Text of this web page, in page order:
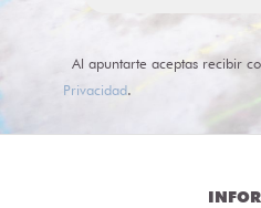
Al apuntarte aceptas recibir
Privacidad.